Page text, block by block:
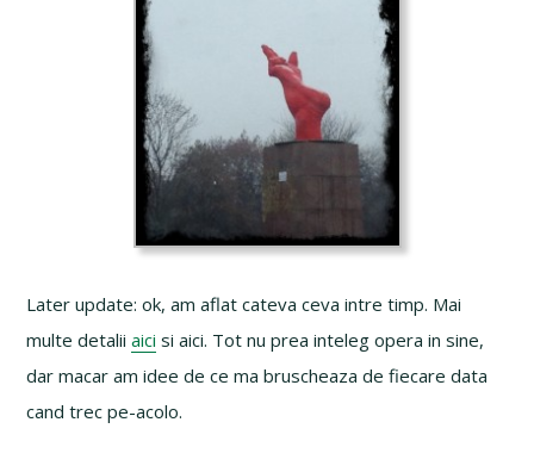
Later update: ok, am aflat cateva ceva intre timp. Mai
multe detaliiaici si aici. Tot nu prea inteleg opera in sine,
dar macar am idee de ce ma bruscheaza de fiecare data
cand trec pe-acolo.